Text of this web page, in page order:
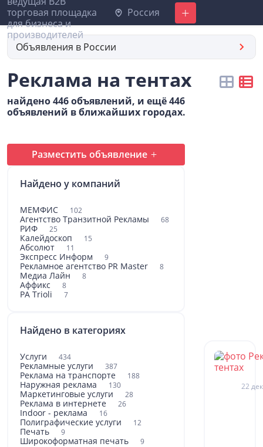
Россия Добавить
Объявления в России
Реклама на тентах
найдено 446 объявлений, и ещё 446
объявлений в ближайших городах.
Разместить объявление
Найдено у компаний
МЕМФИС 102
Агентство Транзитной Рекламы 68
РИФ 25
Калейдоскоп 15
Абсолют 11
Экспресс Информ 9
Рекламное агентство PR Master 8
Медиа Лайн 8
Аффикс 8
РА Trioli 7
Найдено в категориях
Услуги 434
Рекламные услуги 387
Реклама на транспорте 188
Наружная реклама 130
Маркетинговые услуги 28
Реклама в интернете 26
Indoor - реклама 16
Полиграфические услуги 12
Печать 9
Широкоформатная печать 9
22